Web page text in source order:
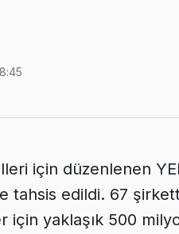
için düzenlenen
tahsis edildi. 67
için yaklaşık 500